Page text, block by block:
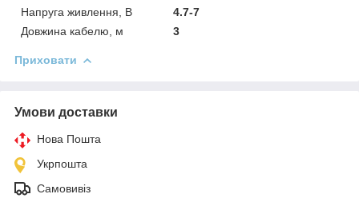
Напруга живлення, В
4.7-7
Довжина кабелю, м
3
Приховати
Умови доставки
Нова Пошта
Укрпошта
Самовивіз